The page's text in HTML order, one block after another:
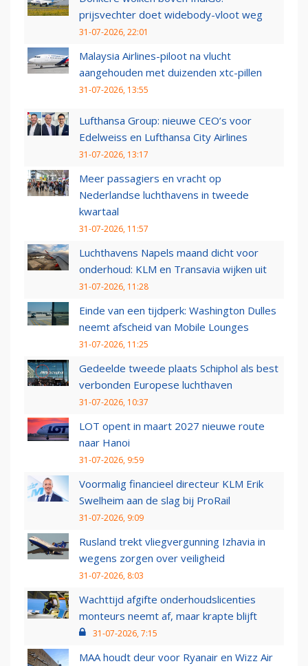
prijsvechter doet widebody-vloot weg
31-07-2026, 22:01
Malaysia Airlines-piloot na vlucht
aangehouden met duizenden xtc-pillen
31-07-2026, 13:55
Lufthansa Group: nieuwe CEO’s voor
Edelweiss en Lufthansa City Airlines
31-07-2026, 13:17
Meer passagiers en vracht op
Nederlandse luchthavens in tweede
kwartaal
31-07-2026, 11:57
Luchthavens Napels maand dicht voor
onderhoud: KLM en Transavia wijken uit
31-07-2026, 11:28
Einde van een tijdperk: Washington Dulles
neemt afscheid van Mobile Lounges
31-07-2026, 11:25
Gedeelde tweede plaats Schiphol als best
verbonden Europese luchthaven
31-07-2026, 10:37
LOT opent in maart 2027 nieuwe route
naar Hanoi
31-07-2026, 9:59
Voormalig financieel directeur KLM Erik
Swelheim aan de slag bij ProRail
31-07-2026, 9:09
Rusland trekt vliegvergunning Izhavia in
wegens zorgen over veiligheid
31-07-2026, 8:03
Wachttijd afgifte onderhoudslicenties
monteurs neemt af, maar krapte blijft
31-07-2026, 7:15
MAA houdt deur voor Ryanair en Wizz Air